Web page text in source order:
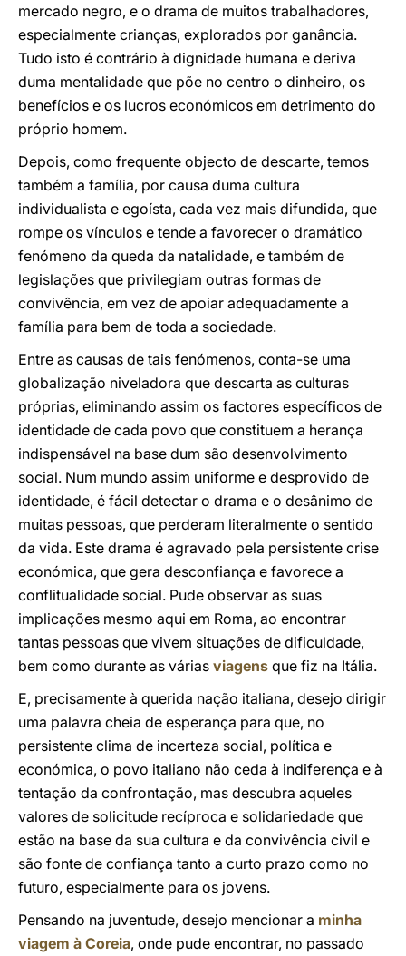
mercado negro, e o drama de muitos trabalhadores,
especialmente crianças, explorados por ganância.
Tudo isto é contrário à dignidade humana e deriva
duma mentalidade que põe no centro o dinheiro, os
benefícios e os lucros económicos em detrimento do
próprio homem.
Depois, como frequente objecto de descarte, temos
também a família, por causa duma cultura
individualista e egoísta, cada vez mais difundida, que
rompe os vínculos e tende a favorecer o dramático
fenómeno da queda da natalidade, e também de
legislações que privilegiam outras formas de
convivência, em vez de apoiar adequadamente a
família para bem de toda a sociedade.
Entre as causas de tais fenómenos, conta-se uma
globalização niveladora que descarta as culturas
próprias, eliminando assim os factores específicos de
identidade de cada povo que constituem a herança
indispensável na base dum são desenvolvimento
social. Num mundo assim uniforme e desprovido de
identidade, é fácil detectar o drama e o desânimo de
muitas pessoas, que perderam literalmente o sentido
da vida. Este drama é agravado pela persistente crise
económica, que gera desconfiança e favorece a
conflitualidade social. Pude observar as suas
implicações mesmo aqui em Roma, ao encontrar
tantas pessoas que vivem situações de dificuldade,
bem como durante as várias viagens que fiz na Itália.
E, precisamente à querida nação italiana, desejo dirigir
uma palavra cheia de esperança para que, no
persistente clima de incerteza social, política e
económica, o povo italiano não ceda à indiferença e à
tentação da confrontação, mas descubra aqueles
valores de solicitude recíproca e solidariedade que
estão na base da sua cultura e da convivência civil e
são fonte de confiança tanto a curto prazo como no
futuro, especialmente para os jovens.
Pensando na juventude, desejo mencionar a minha
viagem à Coreia, onde pude encontrar, no passado